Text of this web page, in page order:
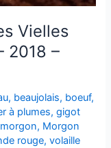
Vielles
2018 –
, beaujolais, boeuf,
à plumes,gigot
morgon, Morgon
rouge,volaille